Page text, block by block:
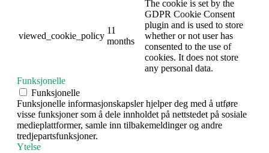
viewed_cookie_policy
11
months
The cookie is set by the
GDPR Cookie Consent
plugin and is used to store
whether or not user has
consented to the use of
cookies. It does not store
any personal data.
Funksjonelle
Funksjonelle
Funksjonelle informasjonskapsler hjelper deg med å utføre
visse funksjoner som å dele innholdet på nettstedet på sosiale
medieplattformer, samle inn tilbakemeldinger og andre
tredjepartsfunksjoner.
Ytelse